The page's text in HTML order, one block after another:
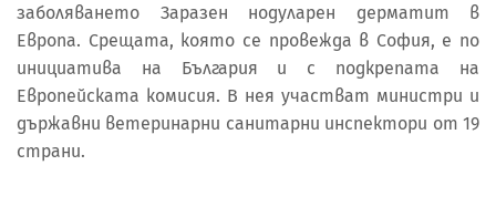
заболяването Заразен нодуларен дерматит в
Европа. Срещата, която се провежда в София, е по
инициатива на България и с подкрепата на
Европейската комисия. В нея участват министри и
държавни ветеринарни санитарни инспектори от 19
страни.